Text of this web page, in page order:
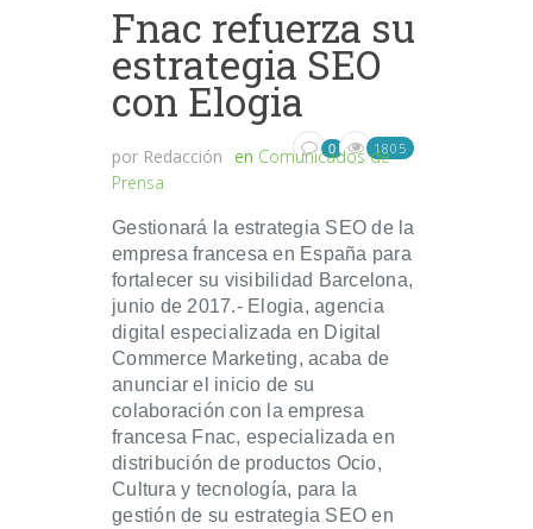
Fnac refuerza su
estrategia SEO
con Elogia
por Redacción en Comunicados de
Prensa
0 1805
Gestionará la estrategia SEO de la
empresa francesa en España para
fortalecer su visibilidad Barcelona,
junio de 2017.- Elogia, agencia
digital especializada en Digital
Commerce Marketing, acaba de
anunciar el inicio de su
colaboración con la empresa
francesa Fnac, especializada en
distribución de productos Ocio,
Cultura y tecnología, para la
gestión de su estrategia SEO en